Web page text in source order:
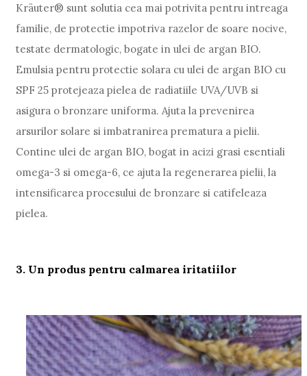
Kräuter® sunt solutia cea mai potrivita pentru intreaga
familie, de protectie impotriva razelor de soare nocive,
testate dermatologic, bogate in ulei de argan BIO.
Emulsia pentru protectie solara cu ulei de argan BIO cu
SPF 25 protejeaza pielea de radiatiile UVA/UVB si
asigura o bronzare uniforma. Ajuta la prevenirea
arsurilor solare si imbatranirea prematura a pielii.
Contine ulei de argan BIO, bogat in acizi grasi esentiali
omega-3 si omega-6, ce ajuta la regenerarea pielii, la
intensificarea procesului de bronzare si catifeleaza
pielea.
3. Un produs pentru calmarea iritatiilor